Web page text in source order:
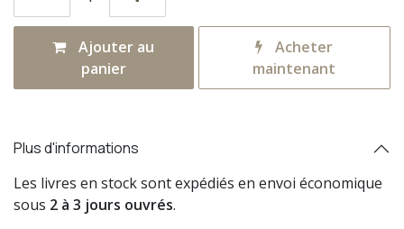
Ajouter au
panier
Acheter
maintenant
Plus d'informations
Les livres en stock sont expédiés en envoi économique
sous 2 à 3 jours ouvrés.